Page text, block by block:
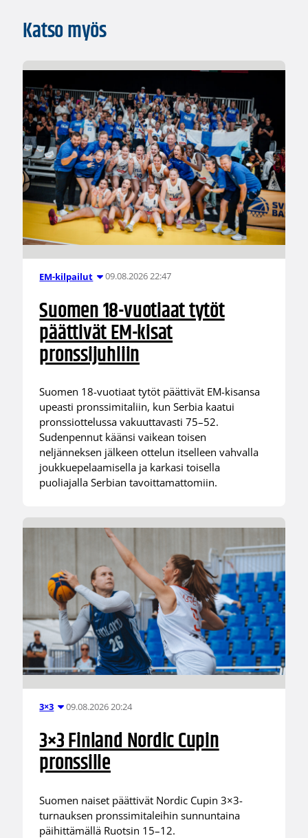
Katso myös
EM-kilpailut 09.08.2026 22:47
Suomen 18-vuotiaat tytöt
päättivät EM-kisat
pronssijuhliin
Suomen 18-vuotiaat tytöt päättivät EM-kisansa
upeasti pronssimitaliin, kun Serbia kaatui
pronssiottelussa vakuuttavasti 75–52.
Sudenpennut käänsi vaikean toisen
neljänneksen jälkeen ottelun itselleen vahvalla
joukkuepelaamisella ja karkasi toisella
puoliajalla Serbian tavoittamattomiin.
3×3 09.08.2026 20:24
3×3 Finland Nordic Cupin
pronssille
Suomen naiset päättivät Nordic Cupin 3×3-
turnauksen pronssimitaleihin sunnuntaina
päihittämällä Ruotsin 15–12.